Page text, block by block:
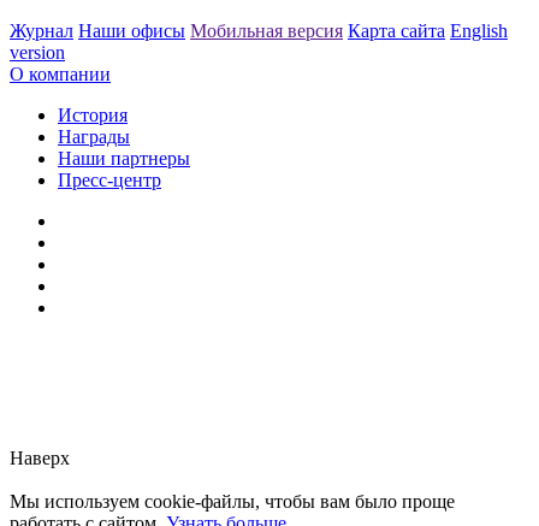
Журнал Наши офисы Мобильная версия Карта сайта English
version
О компании
История
Награды
Наши партнеры
Пресс-центр
Наверх
Мы используем cookie-файлы, чтобы вам было проще